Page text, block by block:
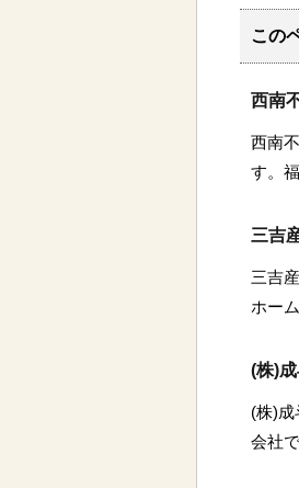
この
西南
西南
す。
三吉
三吉
ホー
(株)
(株)
会社